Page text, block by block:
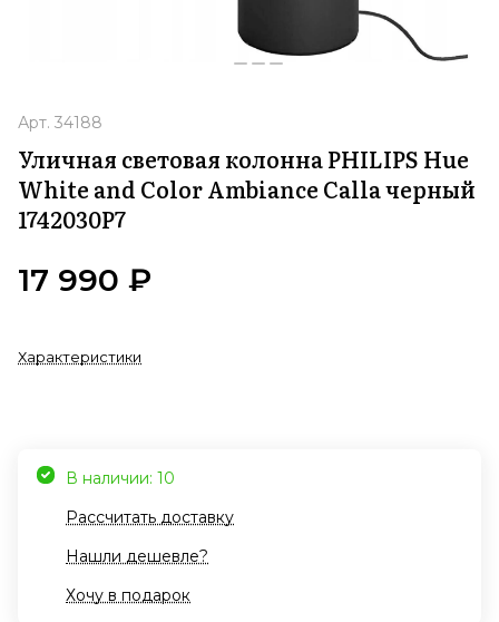
Арт. 34188
Уличная световая колонна PHILIPS Hue
White and Color Ambiance Calla черный
1742030P7
17 990 ₽
Характеристики
В наличии: 10
Рассчитать доставку
Нашли дешевле?
Хочу в подарок